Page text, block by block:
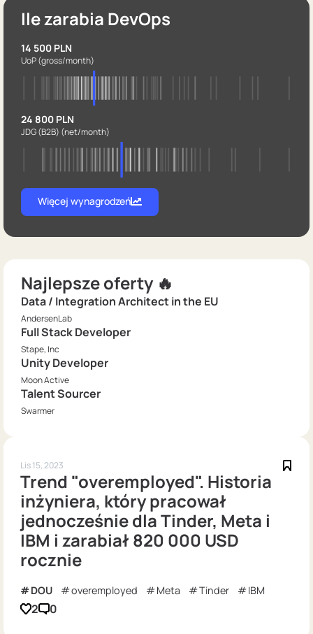
Ile zarabia DevOps
14 500 PLN
UoP(gross/month)
24 800 PLN
JDG (B2B) (net/month)
Więcej wynagrodzeń
Najlepsze oferty 🔥
Data / Integration Architect in the EU
AndersenLab
Full Stack Developer
Stape, Inc
Unity Developer
Moon Active
Talent Sourcer
Swarmer
Lis 15, 2023
Trend "overemployed". Historia
inżyniera, który pracował
jednocześnie dla Tinder, Meta i
IBM i zarabiał 820 000 USD
rocznie
DOU overemployed Meta Tinder IBM
2 0